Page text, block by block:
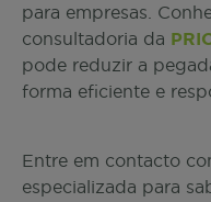
para empresas.
consultadoria da
pode reduzir a
forma eficiente e
Entre em contacto
especializada para